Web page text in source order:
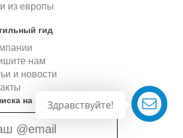
Здравствуйте!
из европы
гид
нам
и новости
на новости